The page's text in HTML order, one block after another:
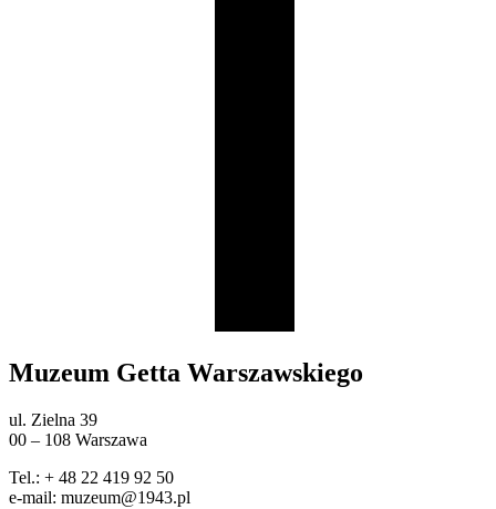
Muzeum Getta Warszawskiego
ul. Zielna 39
00 – 108 Warszawa
Tel.: + 48 22 419 92 50
e-mail: muzeum@1943.pl